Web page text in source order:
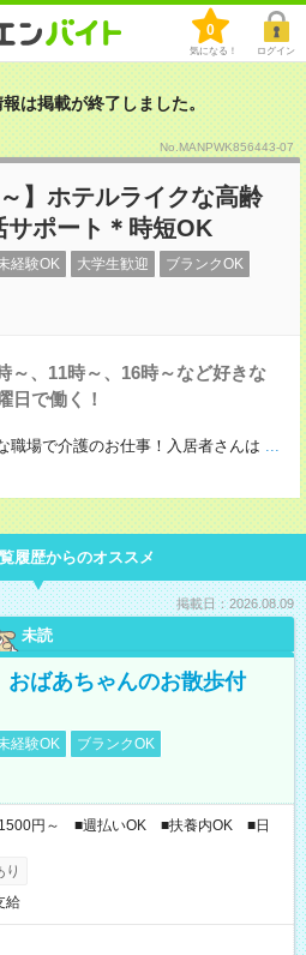
0
気になる！ ログイン
は掲載が終了しました。
No.MANPWK856443-07
】ホテルライクな高齢
ポート＊時短OK
経験OK 大学生歓迎 ブランクOK
～、11時～、16時～など好きな
日で働く！
職場で介護のお仕事！入居者さんは ...
履歴からのオススメ
掲載日：2026.08.09
未読
おばあちゃんのお散歩付
経験OK
ブランクOK
1500円～ ■週払いOK ■扶養内OK ■日
り
給